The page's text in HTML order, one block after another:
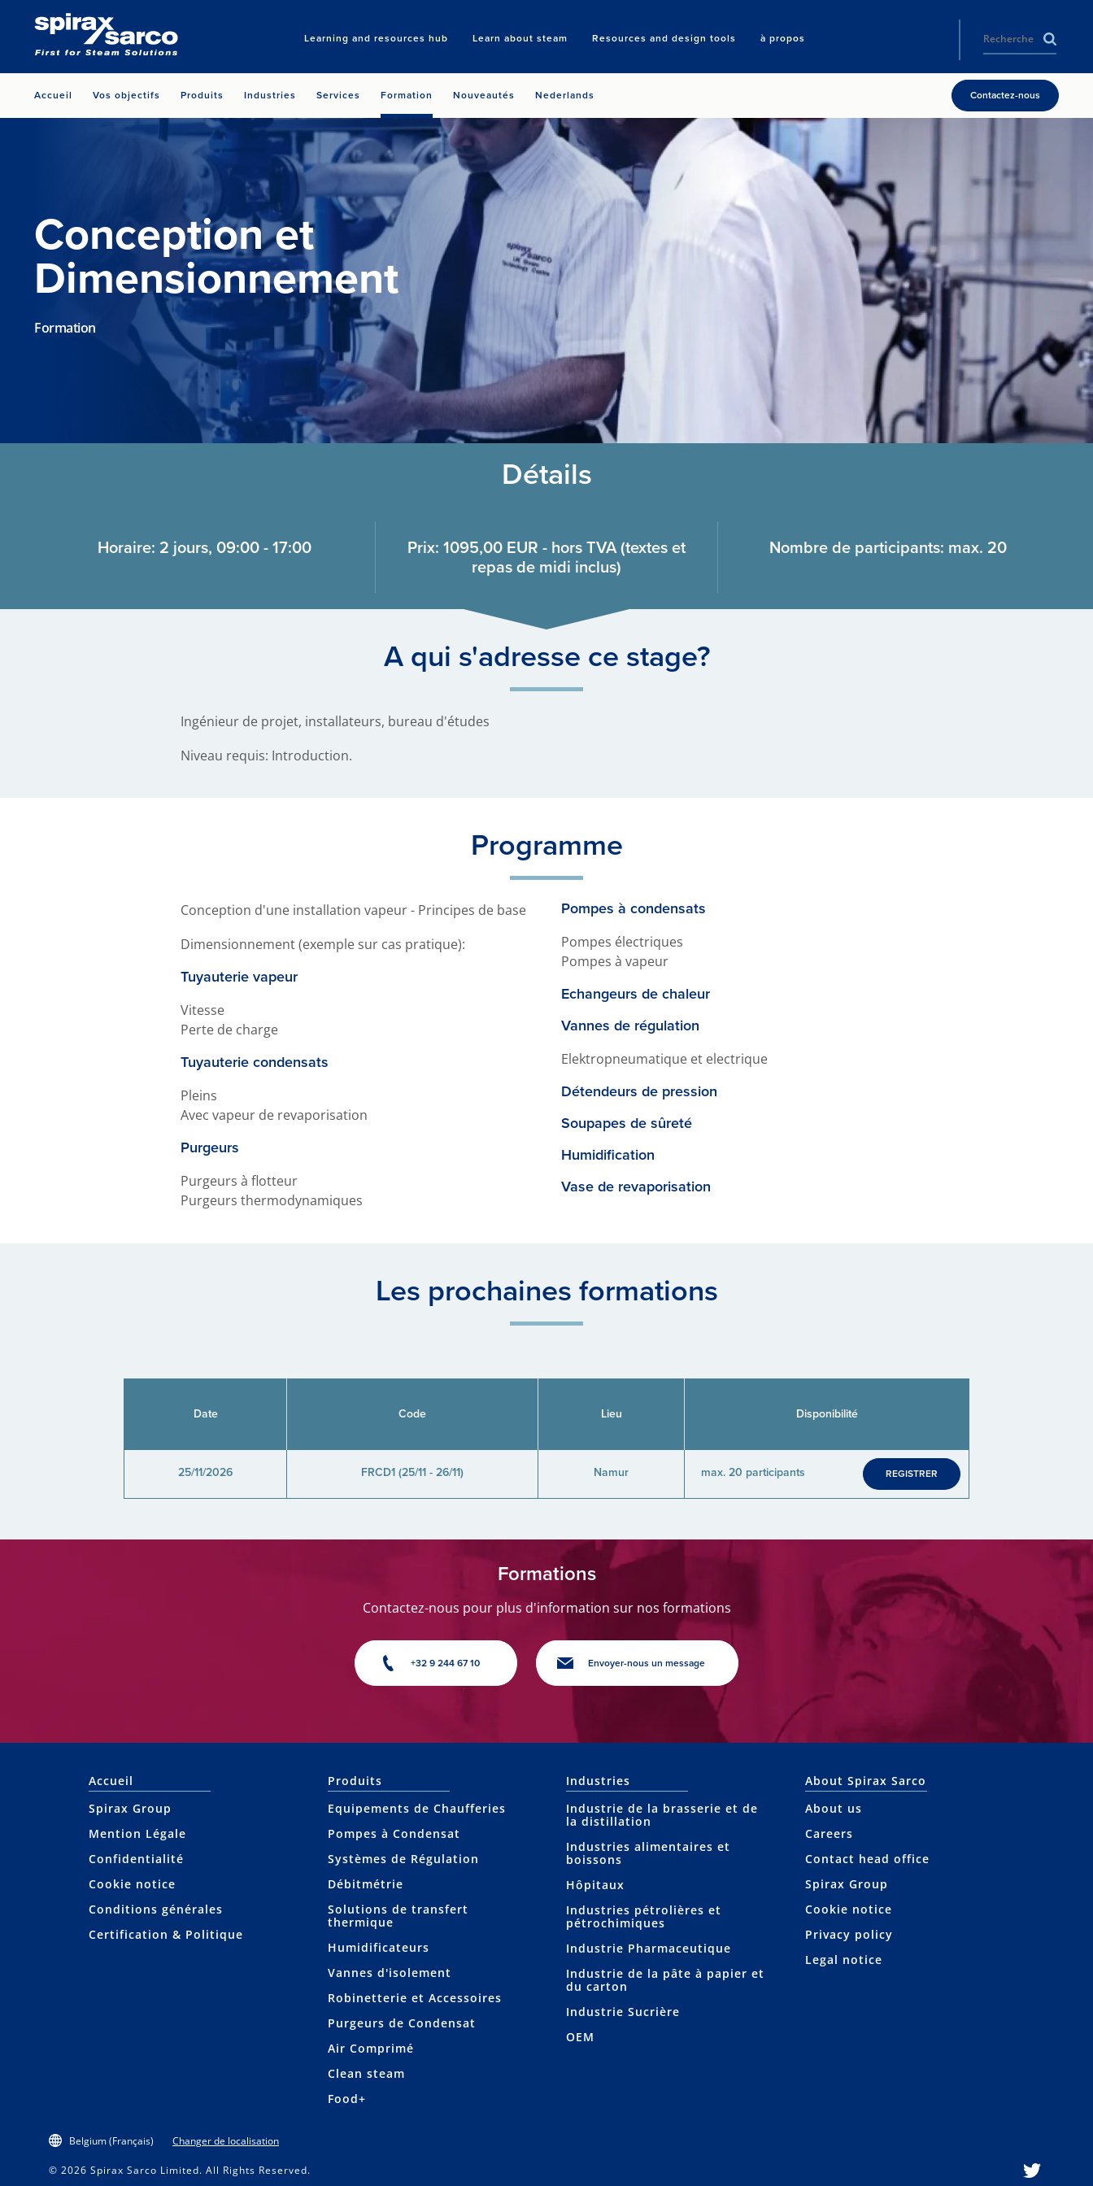
Learning and resources hub Learn about steam Resources and design tools à propos
Search
Accueil Vos objectifs Produits Industries Services Formation Nouveautés Nederlands Contactez-nous
Conception et
Dimensionnement
Formation
Détails
Horaire: 2 jours, 09:00 - 17:00
Prix: 1095,00 EUR - hors TVA (textes et
repas de midi inclus)
Nombre de participants: max. 20
A qui s'adresse ce stage?
Ingénieur de projet, installateurs, bureau d'études
Niveau requis: Introduction.
Programme
Conception d'une installation vapeur - Principes de base
Dimensionnement (exemple sur cas pratique):
Tuyauterie vapeur
Vitesse
Perte de charge
Tuyauterie condensats
Pleins
Avec vapeur de revaporisation
Purgeurs
Purgeurs à flotteur
Purgeurs thermodynamiques
Pompes à condensats
Pompes électriques
Pompes à vapeur
Echangeurs de chaleur
Vannes de régulation
Elektropneumatique et electrique
Détendeurs de pression
Soupapes de sûreté
Humidification
Vase de revaporisation
Les prochaines formations
Date Code Lieu Disponibilité
25/11/2026 FRCD1 (25/11 - 26/11) Namur max. 20 participants REGISTRER
Formations
Contactez-nous pour plus d'information sur nos formations
+32 9 244 67 10 Envoyer-nous un message
Accueil
Spirax Group
Mention Légale
Confidentialité
Cookie notice
Conditions générales
Certification & Politique
Produits
Equipements de Chaufferies
Pompes à Condensat
Systèmes de Régulation
Débitmétrie
Solutions de transfert
thermique
Humidificateurs
Vannes d'isolement
Robinetterie et Accessoires
Purgeurs de Condensat
Air Comprimé
Clean steam
Food+
Industries
Industrie de la brasserie et de
la distillation
Industries alimentaires et
boissons
Hôpitaux
Industries pétrolières et
pétrochimiques
Industrie Pharmaceutique
Industrie de la pâte à papier et
du carton
Industrie Sucrière
OEM
About Spirax Sarco
About us
Careers
Contact head office
Spirax Group
Cookie notice
Privacy policy
Legal notice
Belgium (Français) Changer de localisation
© 2026 Spirax Sarco Limited. All Rights Reserved.